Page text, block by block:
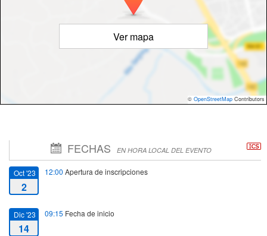
Ver mapa
© OpenStreetMap Contributors
FECHAS EN HORA LOCAL DEL EVENTO
Oct '23
2
12:00 Apertura de inscripciones
Dic '23
14
09:15 Fecha de inicio